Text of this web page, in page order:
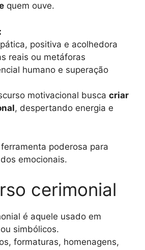
quem ouve.
positiva e acolhedora
reais ou metáforas
humano e superação
motivacional busca criar
, despertando energia e
poderosa para
emocionais.
cerimonial
é aquele usado em
simbólicos.
formaturas, homenagens,